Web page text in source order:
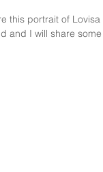
MGF
this portrait of
and I will share